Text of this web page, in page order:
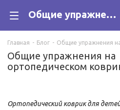
Общие упражнения на ортопедическом коврике
Главная - Блог - Общие упражнения
Общие упражнения на
ортопедическом
Ортопедический коврик для